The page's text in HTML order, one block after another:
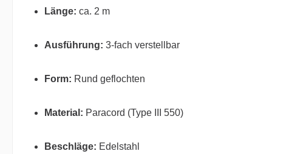
Länge: ca. 2 m
Ausführung: 3-fach verstellbar
Form: Rund geflochten
Material: Paracord (Type III 550)
Beschläge: Edelstahl